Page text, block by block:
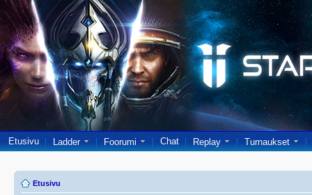
Etusivu Ladder Foorumi Chat Replay Turnaukset
Etusivu